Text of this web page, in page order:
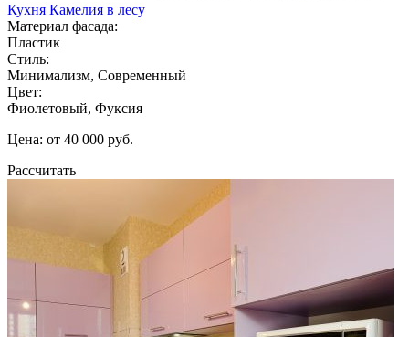
Кухня Камелия в лесу
Материал фасада:
Пластик
Стиль:
Минимализм, Современный
Цвет:
Фиолетовый, Фуксия
Цена: от 40 000 руб.
Рассчитать